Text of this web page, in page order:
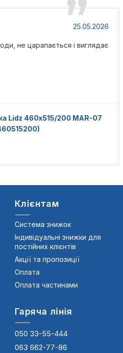
25.05.2026
не царапається і виглядає
Lidz 460х515/200 MAR-07
Клієнтам
Система знижок
Індивідуальні знижки для
постійних клієнтів
Акції та пропозиції
Оплата
Оплата частинами
Гаряча лінія
050 33-55-444
063 662-77-86